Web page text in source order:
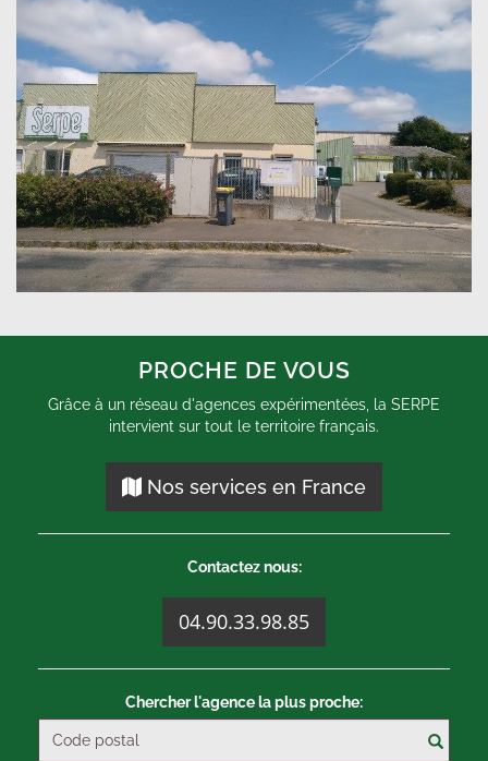
PROCHE DE VOUS
Grâce à un réseau d'agences expérimentées, la SERPE
intervient sur tout le territoire français.
Nos services en France
Contactez nous:
04.90.33.98.85
Chercher l'agence la plus proche: